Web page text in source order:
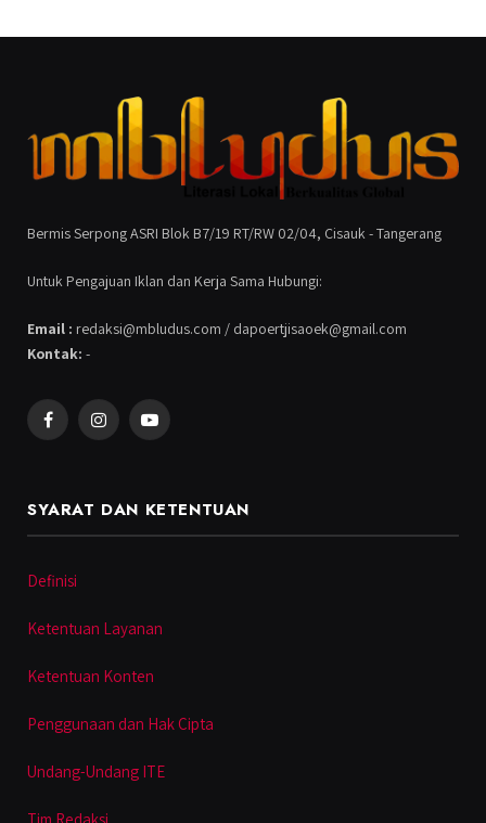
Bermis Serpong ASRI Blok B7/19 RT/RW 02/04, Cisauk - Tangerang
Untuk Pengajuan Iklan dan Kerja Sama Hubungi:
Email : redaksi@mbludus.com / dapoertjisaoek@gmail.com
Kontak: -
FacebookInstagramYouTube
SYARAT DAN KETENTUAN
Definisi
Ketentuan Layanan
Ketentuan Konten
Penggunaan dan Hak Cipta
Undang-Undang ITE